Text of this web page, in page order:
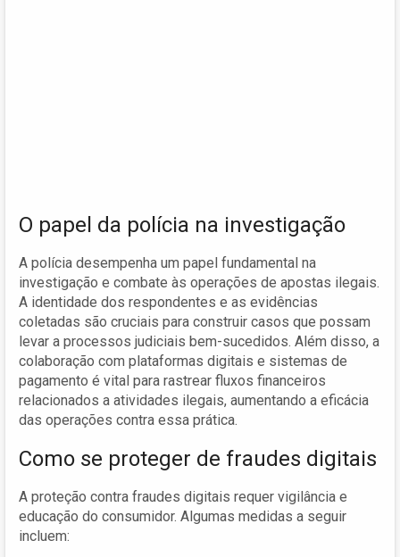
O papel da polícia na investigação
A polícia desempenha um papel fundamental na
investigação e combate às operações de apostas ilegais.
A identidade dos respondentes e as evidências
coletadas são cruciais para construir casos que possam
levar a processos judiciais bem-sucedidos. Além disso, a
colaboração com plataformas digitais e sistemas de
pagamento é vital para rastrear fluxos financeiros
relacionados a atividades ilegais, aumentando a eficácia
das operações contra essa prática.
Como se proteger de fraudes digitais
A proteção contra fraudes digitais requer vigilância e
educação do consumidor. Algumas medidas a seguir
incluem: